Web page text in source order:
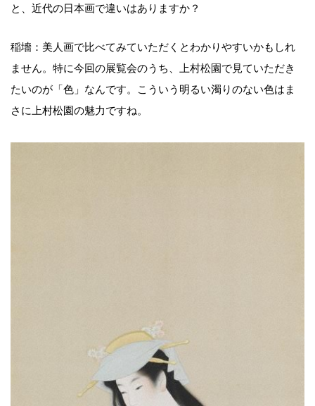
と、近代の日本画で違いはありますか？
稲墻：美人画で比べてみていただくとわかりやすいかもしれ
ません。特に今回の展覧会のうち、上村松園で見ていただき
たいのが「色」なんです。こういう明るい濁りのない色はま
さに上村松園の魅力ですね。